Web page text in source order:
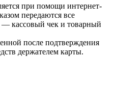
при помощи интернет-
передаются все
кассовый чек и товарный
после подтверждения
держателем карты.